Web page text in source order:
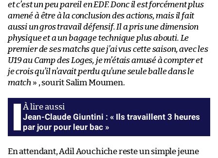
et c’est un peu pareil en EDF. Donc il est forcément plus
amené à être à la conclusion des actions, mais il fait
aussi un gros travail défensif. Il a pris une dimension
physique et a un bagage technique plus abouti. Le
premier de ses matchs que j’ai vus cette saison, avec les
U19 au Camp des Loges, je m’étais amusé à compter et
je crois qu’il n’avait perdu qu’une seule balle dans le
match » , sourit Salim Moumen.
Jean-Claude Giuntini : « Ils travaillent 3 heures
par jour pour leur bac »
En attendant, Adil Aouchiche reste un simple jeune